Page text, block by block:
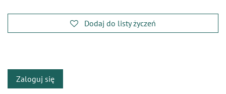
Dodaj do listy życzeń
Zaloguj się